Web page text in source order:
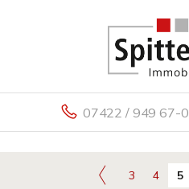
07422 / 949 67-0
3 4 5